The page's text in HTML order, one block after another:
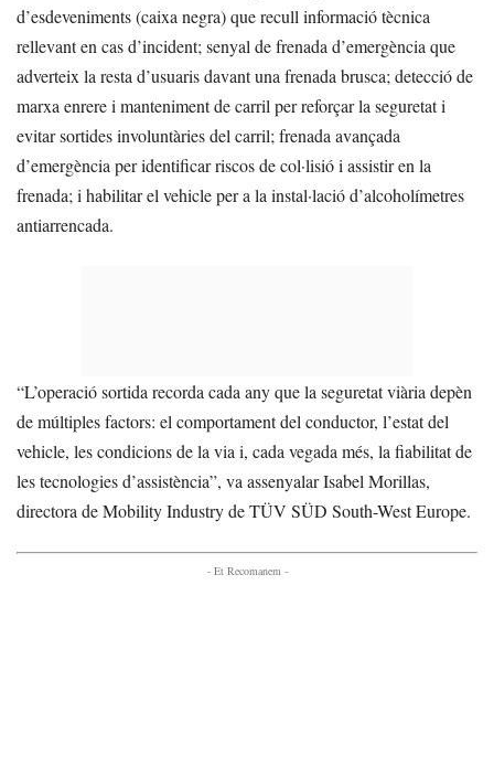
d’esdeveniments (caixa negra) que recull informació tècnica
rellevant en cas d’incident; senyal de frenada d’emergència que
adverteix la resta d’usuaris davant una frenada brusca; detecció de
marxa enrere i manteniment de carril per reforçar la seguretat i
evitar sortides involuntàries del carril; frenada avançada
d’emergència per identificar riscos de col·lisió i assistir en la
frenada; i habilitar el vehicle per a la instal·lació d’alcoholímetres
antiarrencada.
“L’operació sortida recorda cada any que la seguretat viària depèn
de múltiples factors: el comportament del conductor, l’estat del
vehicle, les condicions de la via i, cada vegada més, la fiabilitat de
les tecnologies d’assistència”, va assenyalar Isabel Morillas,
directora de Mobility Industry de TÜV SÜD South-West Europe.
- Et Recomanem -